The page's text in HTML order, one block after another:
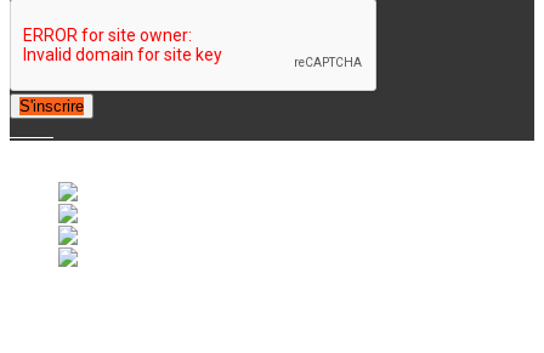
S'inscrire